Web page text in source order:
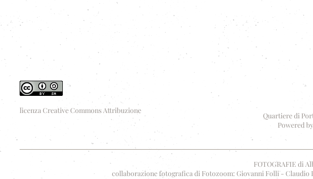
licenza Creative Commons Attribuzione
Quartiere di
Powered by
FOTOGRAFIE di
collaborazione fotografica di Fotozoom: Giovanni Folli -